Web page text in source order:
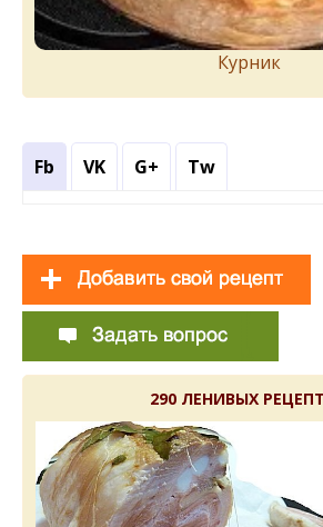
Курник
Fb VK G+ Tw
290 ЛЕНИВЫХ